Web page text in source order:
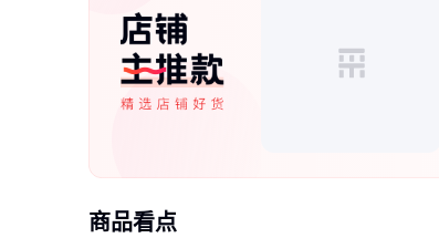
商品看点